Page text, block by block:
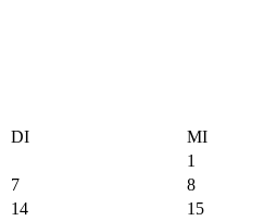
DI MI
1
7 8
14 15